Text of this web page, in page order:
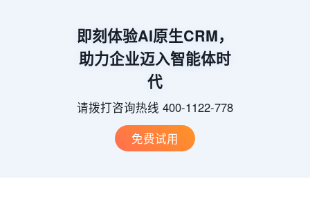
即刻体验AI原生CRM，
助力企业迈入智能体时
代
请拨打咨询热线 400-1122-778
免费试用